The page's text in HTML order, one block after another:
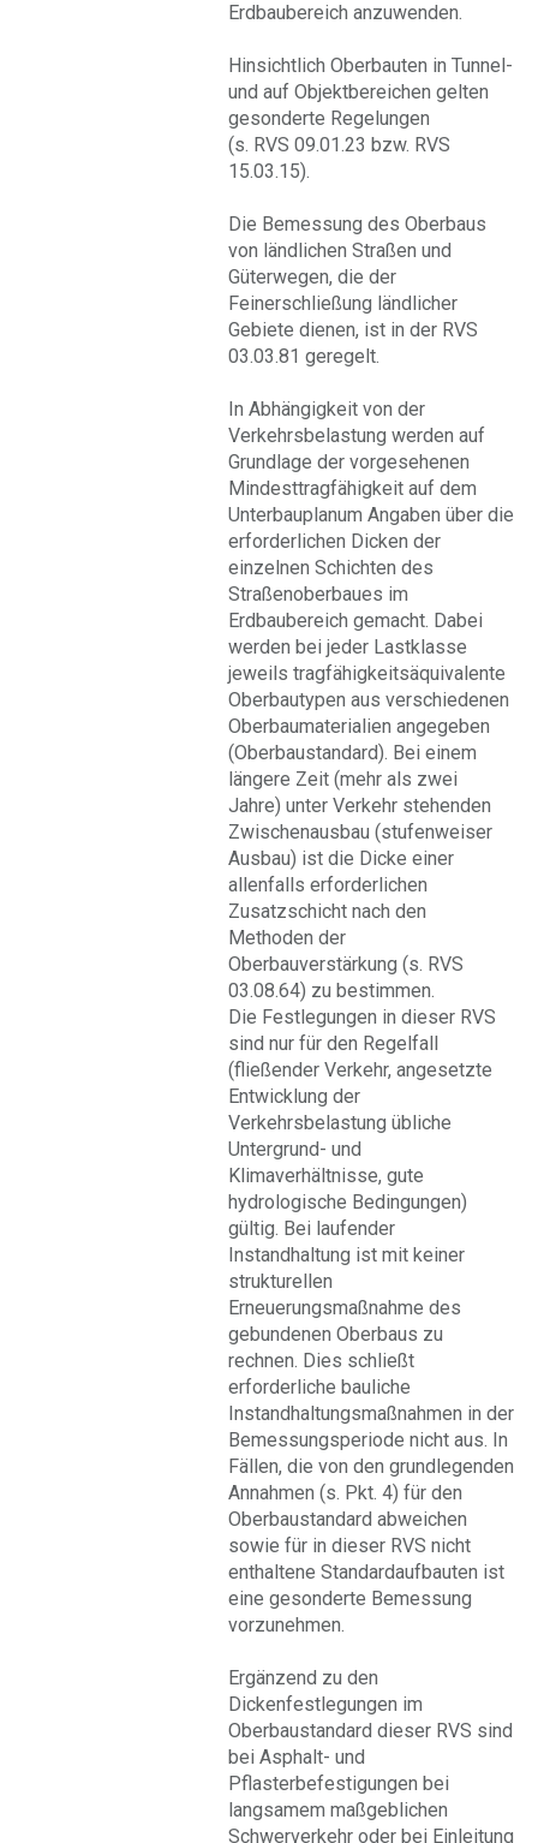
Erdbaubereich anzuwenden.
Hinsichtlich Oberbauten in Tunnel-
und auf Objektbereichen gelten
gesonderte Regelungen
(s. RVS 09.01.23 bzw. RVS
15.03.15).
Die Bemessung des Oberbaus
von ländlichen Straßen und
Güterwegen, die der
Feinerschließung ländlicher
Gebiete dienen, ist in der RVS
03.03.81 geregelt.
In Abhängigkeit von der
Verkehrsbelastung werden auf
Grundlage der vorgesehenen
Mindesttragfähigkeit auf dem
Unterbauplanum Angaben über die
erforderlichen Dicken der
einzelnen Schichten des
Straßenoberbaues im
Erdbaubereich gemacht. Dabei
werden bei jeder Lastklasse
jeweils tragfähigkeitsäquivalente
Oberbautypen aus verschiedenen
Oberbaumaterialien angegeben
(Oberbaustandard). Bei einem
längere Zeit (mehr als zwei
Jahre) unter Verkehr stehenden
Zwischenausbau (stufenweiser
Ausbau) ist die Dicke einer
allenfalls erforderlichen
Zusatzschicht nach den
Methoden der
Oberbauverstärkung (s. RVS
03.08.64) zu bestimmen.
Die Festlegungen in dieser RVS
sind nur für den Regelfall
(fließender Verkehr, angesetzte
Entwicklung der
Verkehrsbelastung übliche
Untergrund- und
Klimaverhältnisse, gute
hydrologische Bedingungen)
gültig. Bei laufender
Instandhaltung ist mit keiner
strukturellen
Erneuerungsmaßnahme des
gebundenen Oberbaus zu
rechnen. Dies schließt
erforderliche bauliche
Instandhaltungsmaßnahmen in der
Bemessungsperiode nicht aus. In
Fällen, die von den grundlegenden
Annahmen (s. Pkt. 4) für den
Oberbaustandard abweichen
sowie für in dieser RVS nicht
enthaltene Standardaufbauten ist
eine gesonderte Bemessung
vorzunehmen.
Ergänzend zu den
Dickenfestlegungen im
Oberbaustandard dieser RVS sind
bei Asphalt- und
Pflasterbefestigungen bei
langsamem maßgeblichen
Schwerverkehr oder bei Einleitung